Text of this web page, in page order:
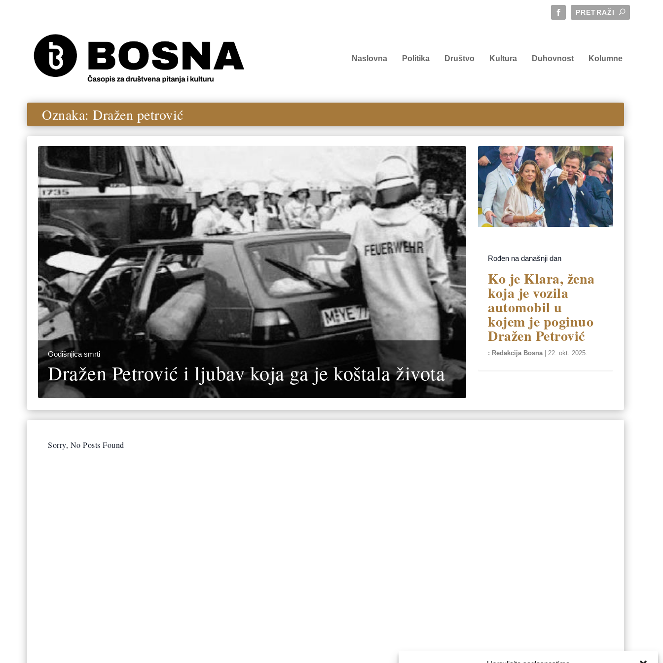
Naslovna Politika Društvo Kultura Duhovnost Kolumne
Oznaka:Dražen petrović
Godišnjica smrti
Dražen Petrović i ljubav koja ga je koštala života
Rođen na današnji dan
Ko je Klara, žena
koja je vozila
automobil u
kojem je poginuo
Dražen Petrović
Redakcija Bosna 22. okt. 2025.
Sorry, No Posts Found